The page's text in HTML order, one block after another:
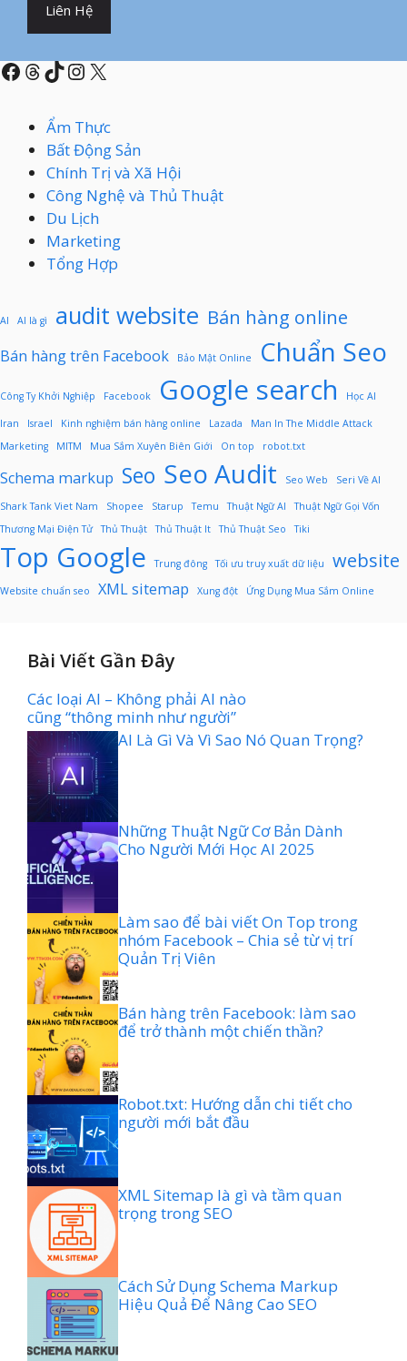
Liên Hệ
Facebook
Threads
TikTok
Instagram
X
Ẩm Thực
Bất Động Sản
Chính Trị và Xã Hội
Công Nghệ và Thủ Thuật
Du Lịch
Marketing
Tổng Hợp
AI AI là gì audit website Bán hàng online
Bán hàng trên Facebook Bảo Mật Online Chuẩn Seo
Công Ty Khởi Nghiệp Facebook Google search Học AI
Iran Israel Kinh nghiệm bán hàng online Lazada
Man In The Middle Attack
Marketing
MITM Mua Sắm Xuyên Biên Giới On top robot.txt
Schema markup Seo Seo Audit Seo Web Seri Về AI
Shark Tank Viet Nam Shopee Starup Temu Thuật Ngữ AI
Thuật Ngữ Gọi Vốn
Thương Mại Điện Tử
Thủ Thuật Thủ Thuật It Thủ Thuật Seo Tiki
Top Google Trung đông Tối ưu truy xuất dữ liệu website
Website chuẩn seo XML sitemap Xung đột Ứng Dụng Mua Sắm Online
Bài Viết Gần Đây
Các loại AI – Không phải AI nào
cũng “thông minh như người”
AI Là Gì Và Vì Sao Nó Quan Trọng?
Những Thuật Ngữ Cơ Bản Dành
Cho Người Mới Học AI 2025
Làm sao để bài viết On Top trong
nhóm Facebook – Chia sẻ từ vị trí
Quản Trị Viên
Bán hàng trên Facebook: làm sao
để trở thành một chiến thần?
Robot.txt: Hướng dẫn chi tiết cho
người mới bắt đầu
XML Sitemap là gì và tầm quan
trọng trong SEO
Cách Sử Dụng Schema Markup
Hiệu Quả Để Nâng Cao SEO